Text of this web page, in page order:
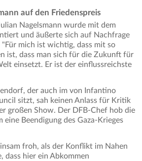
auf den Friedenspreis
Nagelsmann wurde mit dem
und äußerte sich auf Nachfrage
"Für mich ist wichtig, dass mit so
ist, dass man sich für die Zukunft für
einsetzt. Er ist der einflussreichste
der auch im von Infantino
sitzt, sah keinen Anlass für Kritik
großen Show. Der DFB-Chef hob die
eine Beendigung des Gaza-Krieges
froh, als der Konflikt im Nahen
dass hier ein Abkommen